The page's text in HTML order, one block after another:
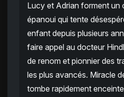
Lucy et Adrian forment un
épanoui qui tente
enfant depuis plusieurs
faire appel au docteur
de renom et pionnier des
les plus avancés. Miracle
tombe rapidement